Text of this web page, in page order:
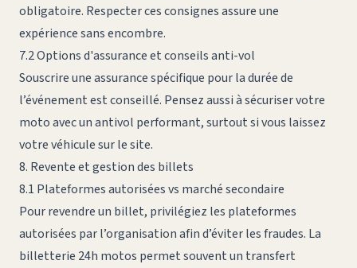
obligatoire. Respecter ces consignes assure une
expérience sans encombre.
7.2 Options d'assurance et conseils anti-vol
Souscrire une assurance spécifique pour la durée de
l’événement est conseillé. Pensez aussi à sécuriser votre
moto avec un antivol performant, surtout si vous laissez
votre véhicule sur le site.
8. Revente et gestion des billets
8.1 Plateformes autorisées vs marché secondaire
Pour revendre un billet, privilégiez les plateformes
autorisées par l’organisation afin d’éviter les fraudes. La
billetterie 24h motos permet souvent un transfert